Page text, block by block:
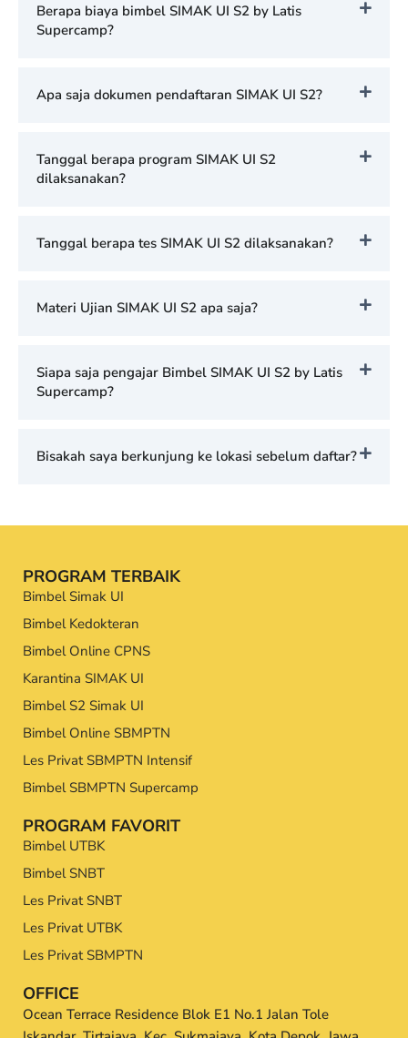
Berapa biaya bimbel SIMAK UI S2 by Latis
Supercamp?
Apa saja dokumen pendaftaran SIMAK UI S2?
Tanggal berapa program SIMAK UI S2
dilaksanakan?
Tanggal berapa tes SIMAK UI S2 dilaksanakan?
Materi Ujian SIMAK UI S2 apa saja?
Siapa saja pengajar Bimbel SIMAK UI S2 by Latis
Supercamp?
Bisakah saya berkunjung ke lokasi sebelum daftar?
PROGRAM TERBAIK
Bimbel Simak UI
Bimbel Kedokteran
Bimbel Online CPNS
Karantina SIMAK UI
Bimbel S2 Simak UI
Bimbel Online SBMPTN
Les Privat SBMPTN Intensif
Bimbel SBMPTN Supercamp
PROGRAM FAVORIT
Bimbel UTBK
Bimbel SNBT
Les Privat SNBT
Les Privat UTBK
Les Privat SBMPTN
OFFICE
Ocean Terrace Residence Blok E1 No.1 Jalan Tole